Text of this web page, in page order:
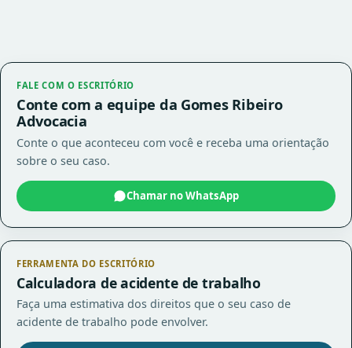
FALE COM O ESCRITÓRIO
Conte com a equipe da Gomes Ribeiro
Advocacia
Conte o que aconteceu com você e receba uma orientação
sobre o seu caso.
Chamar no WhatsApp
FERRAMENTA DO ESCRITÓRIO
Calculadora de acidente de trabalho
Faça uma estimativa dos direitos que o seu caso de
acidente de trabalho pode envolver.